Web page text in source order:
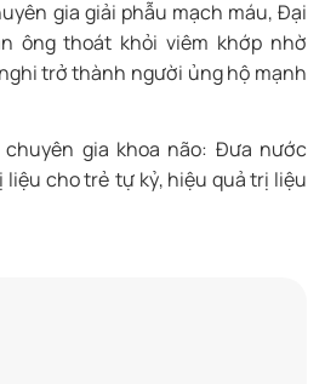
gia giải phẫu mạch máu, Đại
ông thoát khỏi viêm khớp nhờ
trở thành người ủng hộ mạnh
gia khoa não: Đưa nước
liệu cho trẻ tự kỷ, hiệu quả trị liệu